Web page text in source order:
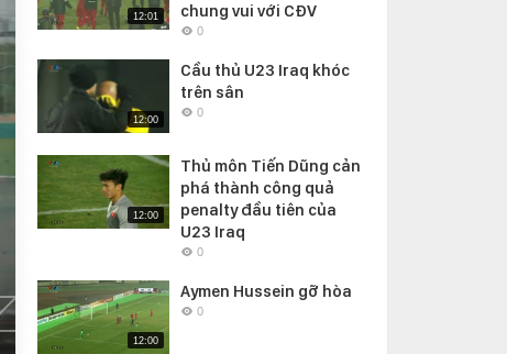
12:01
chung vui với CĐV
0
12:00
Cầu thủ U23 Iraq khóc
trên sân
0
12:00
Thủ môn Tiến Dũng cản
phá thành công quả
penalty đầu tiên của
U23 Iraq
0
12:00
Aymen Hussein gỡ hòa
0